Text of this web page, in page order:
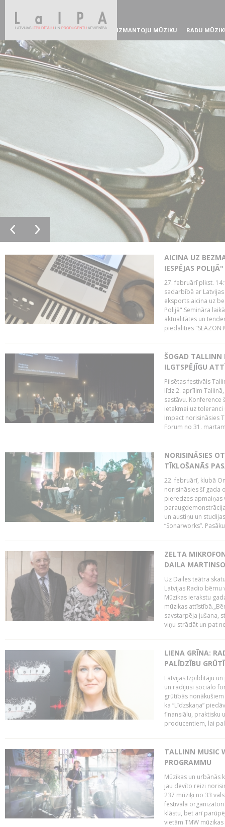
IZMANTOJU MŪZIKU RADU
AICINA UZ
IESPĒJAS POLIJĀ"
27. februārī plkst.
sadarbībā ar
eksports aicina uz
Polijā".Semināra
aktualitātes un
piedalīties "SEAZON
ŠOGAD TALLINN
ILGTSPĒJĪGU
Pilsētas festivāls
līdz 2. aprīlim
sastāvu.
ietekmei uz
Impact norisināsies
Forum no 31.
NORISINĀSIES
TĪKLOŠANĀS
22. februārī, klubā
norisināsies šī gada
pieredzes apmaiņas
un austiņu un
“Sonarworks”.
ZELTA
DAILA
Uz Dailes teātra
Latvijas Radio
Mūzikas ierakstu
mūzikas
savstarpēja jušana,
viņu strādāt un pat
LIENA GRĪNA:
PALĪDZĪBU
Latvijas Izpildītāju
un radījusi sociālo
grūtībās
ka “Līdzskaņa”
finansiālu, praktisku
producentiem, lai
TALLINN MUSIC
PROGRAMMU
Mūzikas un urbānās
jau devīto reizi
237 mūziķi no 33
festivāla
klāstu, bet arī
vietām.TMW